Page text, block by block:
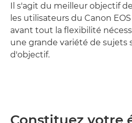
Il s'agit du meilleur objectif
les utilisateurs du Canon
avant tout la flexibilité
une grande variété de sujets
d'objectif.
Constituez votre